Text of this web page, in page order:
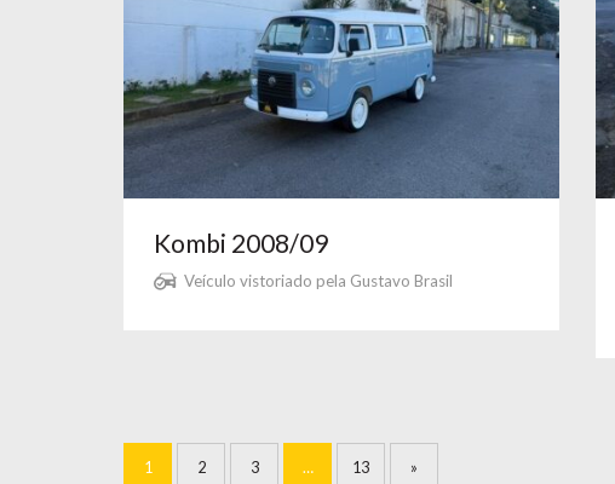
Kombi 2008/09
Veículo vistoriado pela Gustavo Brasil
1 2 3 … 13 »